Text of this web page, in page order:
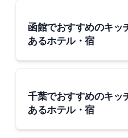
函館でおすすめのキッ
あるホテル・宿
千葉でおすすめのキッ
あるホテル・宿